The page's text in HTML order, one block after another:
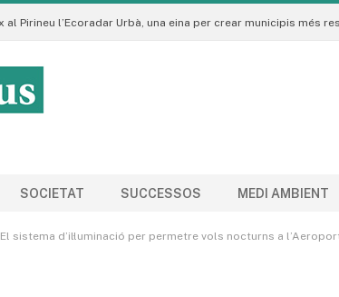
SOCIETAT SUCCESSOS MEDI AMBIENT
El sistema d’il·luminació per permetre vols nocturns a